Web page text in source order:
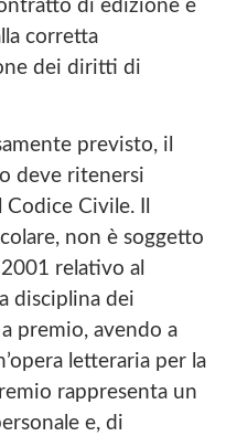
di edizione e
corretta
dei diritti di
previsto, il
deve ritenersi
Civile. Il
non è soggetto
relativo al
disciplina dei
premio, avendo a
letteraria per la
rappresenta un
e, di